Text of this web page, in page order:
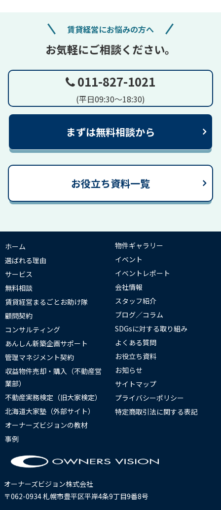
賃貸経営にお悩みの方へ
お気軽にご相談ください。
011-827-1021
(平日09:30～18:30)
まずは無料相談から
お役立ち資料一覧
オーナーズビジョン株式会社
〒062-0934 札幌市豊平区平岸4条9丁目9番8号
ホーム
選ばれる理由
サービス
無料相談
賃貸経営まるごとお助け隊
顧問契約
コンサルティング
あんしん新築企画サポート
管理マネジメント契約
収益物件売却・購入（不動産営
業部）
不動産実務検定（旧大家検定）
北海道大家塾（外部サイト）
オーナーズビジョンの教材
事例
物件ギャラリー
イベント
イベントレポート
会社情報
スタッフ紹介
ブログ／コラム
SDGsに対する取り組み
よくある質問
お役立ち資料
お知らせ
サイトマップ
プライバシーポリシー
特定商取引法に関する表記